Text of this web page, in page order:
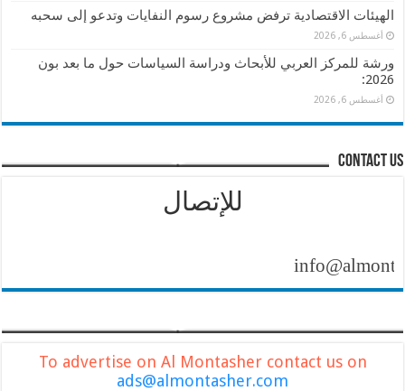
الهيئات الاقتصادية ترفض مشروع رسوم النفايات وتدعو إلى سحبه
أغسطس 6, 2026
ورشة للمركز العربي للأبحاث ودراسة السياسات حول ما بعد بون
2026:
أغسطس 6, 2026
contact us
للإتصال
To advertise on Al Montasher contact us on
ads@almontasher.com